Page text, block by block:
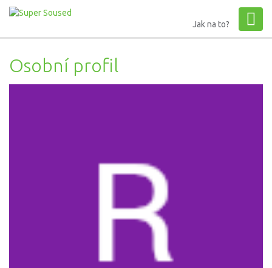
Jak na to?
Osobní profil